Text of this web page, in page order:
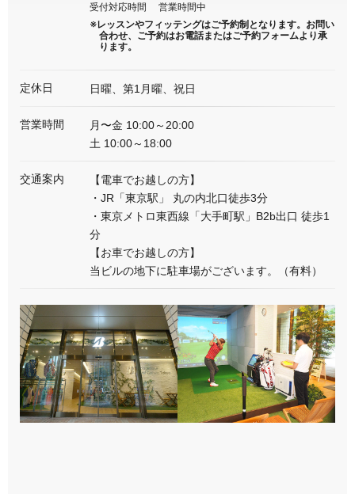
受付対応時間
営業時間中
※レッスンやフィッテングはご予約制となります。 お問い
合わせ、ご予約はお電話またはご予約フォームより承
ります。
定休日 日曜、第1月曜、祝日
営業時間
月〜金 10:00～20:00
土 10:00～18:00
交通案内
【電車でお越しの方】
・JR「東京駅」 丸の内北口徒歩3分
・東京メトロ東西線「大手町駅」B2b出口 徒歩1
分
【お車でお越しの方】
当ビルの地下に駐車場がございます。（有料）